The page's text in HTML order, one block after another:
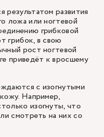
результатом развития
ложа или ногтевой
грибковой
грибок, в свою
рост ногтевой
приведёт к вросшему
с изогнутыми
Например,
изогнуты, что
смотреть на них со